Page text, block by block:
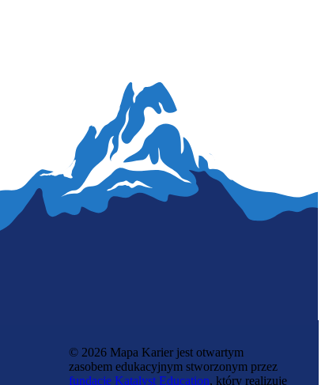
© 2026 Mapa Karier jest otwartym
zasobem edukacyjnym stworzonym przez
fundację Katalyst Education, który realizuje